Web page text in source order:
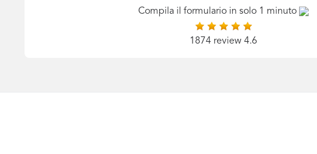
Compila il formulario in solo 1 minuto
1874 review 4.6